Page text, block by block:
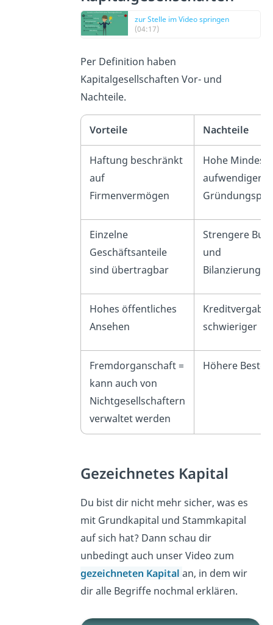
zur Stelle im Video springen
(04:17)
Per Definition haben
Kapitalgesellschaften Vor- und
Nachteile.
Vorteile Nachteile
Haftung beschränkt
auf
Firmenvermögen
Hohe
aufwendiger
Einzelne
Geschäftsanteile
sind übertragbar
Strengere
und
Hohes öffentliches
Ansehen
Kreditvergabe
schwieriger
Fremdorganschaft =
kann auch von
Nichtgesellschaftern
verwaltet werden
Höhere
Gezeichnetes Kapital
Du bist dir nicht mehr sicher, was es
mit Grundkapital und Stammkapital
auf sich hat? Dann schau dir
unbedingt auch unser Video zum
gezeichneten Kapitalan, in dem wir
dir alle Begriffe nochmal erklären.